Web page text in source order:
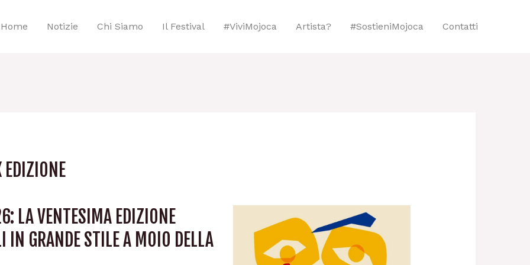
Home Notizie Chi Siamo Il Festival #viviMojoca Artista? #sostieniMojoca Contatti
LA VENTESIMA EDIZIONE
IN GRANDE STILE A MOIO DELLA